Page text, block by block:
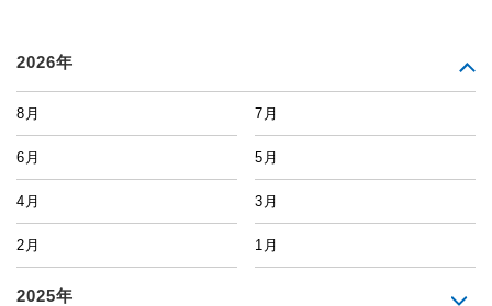
2026年
8月 7月
6月 5月
4月 3月
2月 1月
2025年